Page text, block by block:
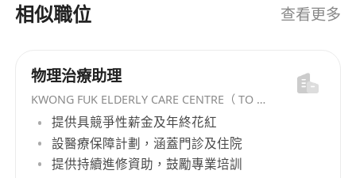
相似職位 查看更多
物理治療助理
KWONG FUK ELDERLY CARE CENTRE（ TO KWA WAN) LIMITED
提供具競爭性薪金及年終花紅
設醫療保障計劃，涵蓋門診及住院
提供持續進修資助，鼓勵專業培訓